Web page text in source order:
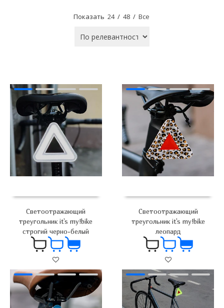
Показать 24 / 48 / Все
Светоотражающий
треугольник it's my!bike
строгий черно-белый
700₽
Светоотражающий
треугольник it's my!bike
леопард
700₽